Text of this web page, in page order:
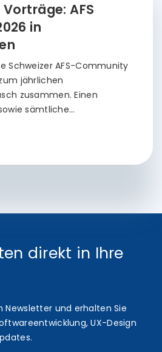
AFS
in
Schweizer AFS-Community
jährlichen
zusammen. Einen
sämtliche…
direkt in Ihre
Newsletter und erhalten Sie
UX-Design